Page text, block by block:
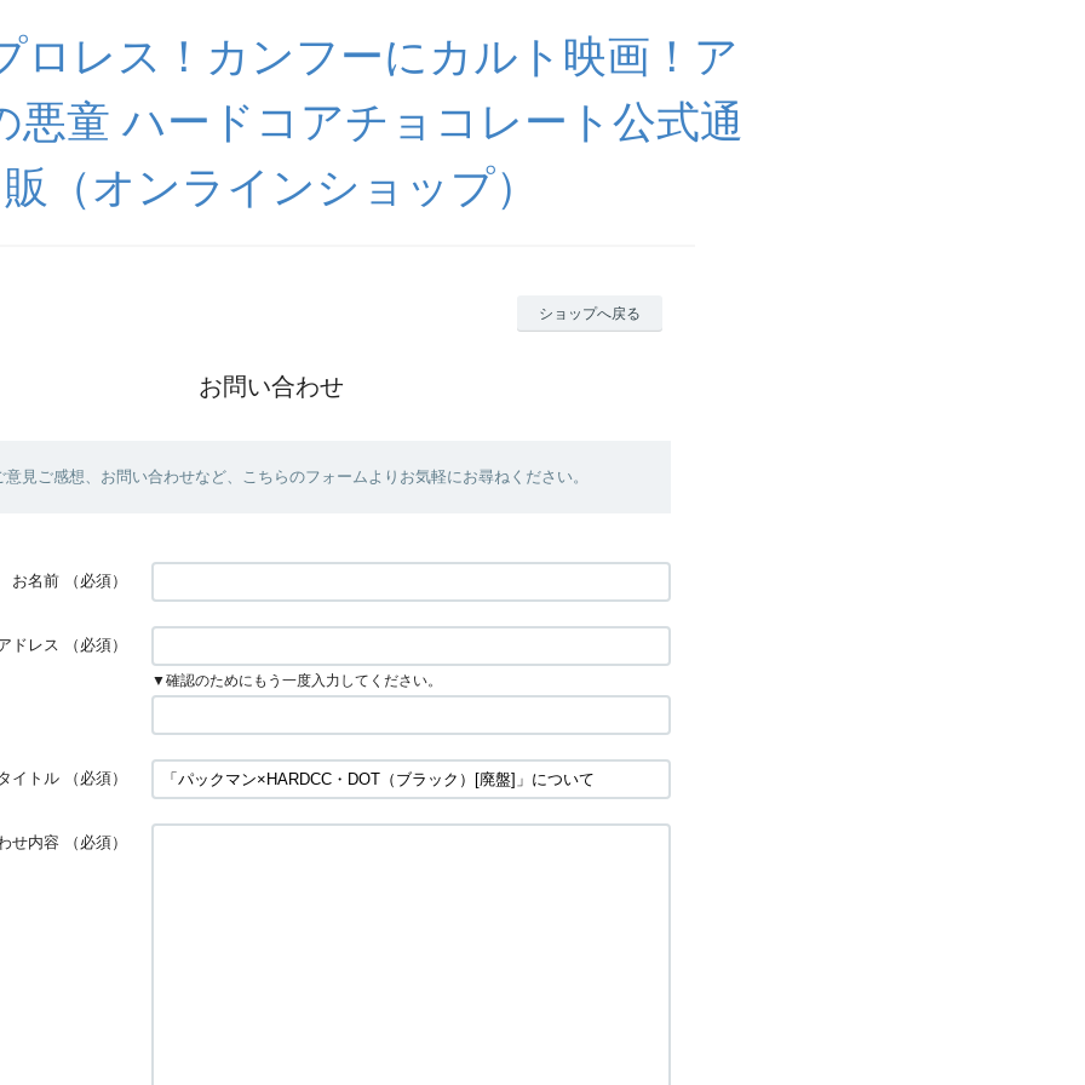
ロレス！カンフーにカルト映画！ア
悪童 ハードコアチョコレート公式通
販（オンラインショップ）
ショップへ戻る
お問い合わせ
見ご感想、お問い合わせなど、こちらのフォームよりお気軽にお尋ねください。
お名前 （必須）
ドレス （必須）
▼確認のためにもう一度入力してください。
イトル （必須）
せ内容 （必須）